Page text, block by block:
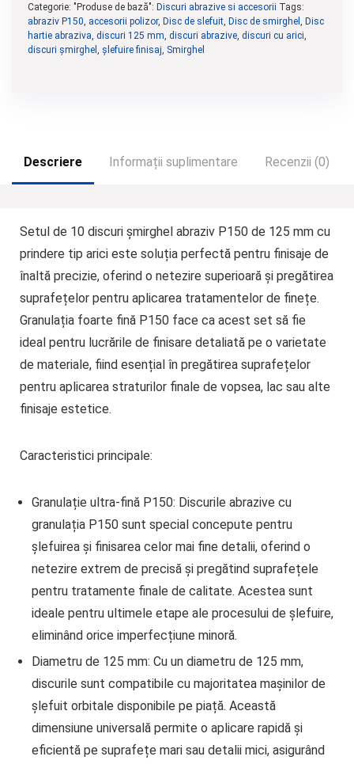
Categorie: "Produse de bază": Discuri abrazive si accesorii Tags:
abraziv P150, accesorii polizor, Disc de slefuit, Disc de smirghel , Disc
hartie abraziva, discuri 125 mm, discuri abrazive, discuri cu arici,
discuri șmirghel , șlefuire finisaj, Smirghel
Descriere Informații suplimentare Recenzii (0)
Setul de 10 discuri șmirghel abraziv P150 de 125 mm cu
prindere tip aricieste soluția perfectă pentru finisaje de
înaltă precizie, oferind o netezire superioară și pregătirea
suprafețelor pentru aplicarea tratamentelor de finețe.
Granulația foarte fină P150 face ca acest set să fie
ideal pentru lucrările de finisare detaliată pe o varietate
de materiale, fiind esențial în pregătirea suprafețelor
pentru aplicarea straturilor finale de vopsea, lac sau alte
finisaje estetice.
Caracteristici principale:
Granulație ultra-fină P150: Discurile abrazive cu
granulația P150 sunt special concepute pentru
șlefuirea și finisarea celor mai fine detalii, oferind o
netezire extrem de precisă și pregătind suprafețele
pentru tratamente finale de calitate. Acestea sunt
ideale pentru ultimele etape ale procesului de șlefuire,
eliminând orice imperfecțiune minoră.
Diametru de 125 mm: Cu un diametru de 125 mm,
discurile sunt compatibile cu majoritatea mașinilor de
șlefuit orbitale disponibile pe piață. Această
dimensiune universală permite o aplicare rapidă și
eficientă pe suprafețe mari sau detalii mici, asigurând